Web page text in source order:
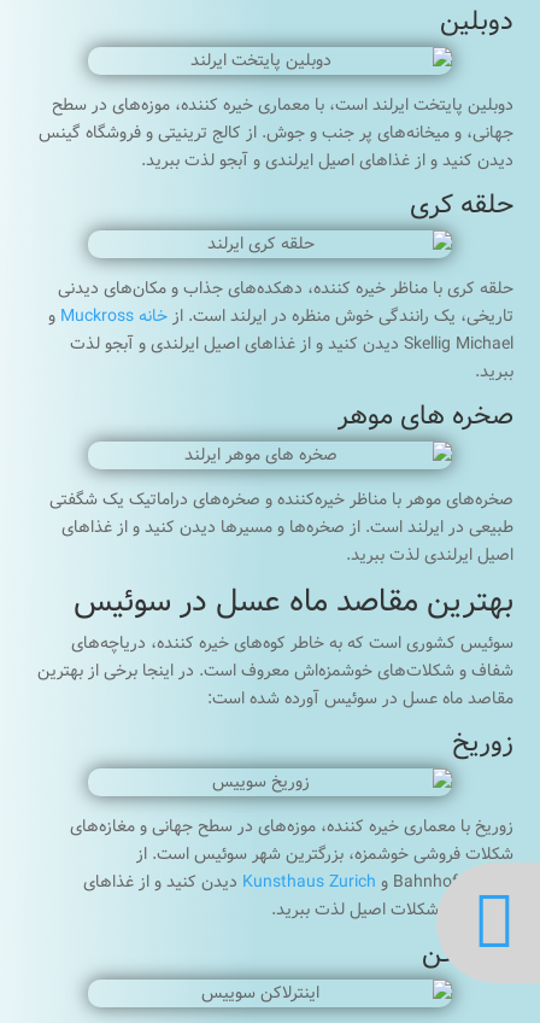
دوبلین
دوبلین پایتخت ایرلند است، با معماری خیره کننده، موزه‌های در سطح
جهانی، و میخانه‌های پر جنب و جوش. از کالج ترینیتی و فروشگاه گینس
دیدن کنید و از غذاهای اصیل ایرلندی و آبجو لذت ببرید.
حلقه کری
حلقه کری با مناظر خیره کننده، دهکده‌های جذاب و مکان‌های دیدنی
تاریخی، یک رانندگی خوش منظره در ایرلند است. ازخانه Muckross
و
Skellig Michael دیدن کنید و از غذاهای اصیل ایرلندی و آبجو لذت
ببرید.
صخره های موهر
صخره‌های موهر با مناظر خیره‌کننده و صخره‌های دراماتیک یک شگفتی
طبیعی در ایرلند است. از صخره‌ها و مسیرها دیدن کنید و از غذاهای
اصیل ایرلندی لذت ببرید.
بهترین مقاصد ماه عسل در سوئیس
سوئیس کشوری است که به خاطر کوه‌های خیره کننده، دریاچه‌های
شفاف و شکلات‌های خوشمزه‌اش معروف است. در اینجا برخی از بهترین
مقاصد ماه عسل در سوئیس آورده شده است:
زوریخ
زوریخ با معماری خیره کننده، موزه‌های در سطح جهانی و مغازه‌های
شکلات فروشی خوشمزه، بزرگترین شهر سوئیس است. از
Bahnhofstrasse و
Kunsthaus Zurich دیدن کنید و از غذاهای
سوئیسی و شکلات اصیل لذت ببرید.
اینترلاکن
